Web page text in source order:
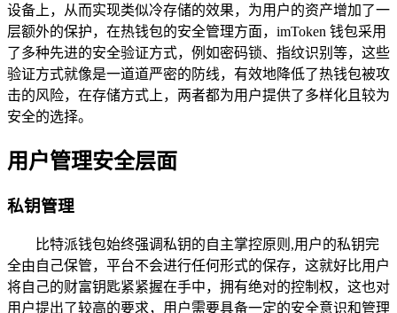
设备上，从而实现类似冷存储的效果，为用户的资产增加了一
层额外的保护，在热钱包的安全管理方面，imToken 钱包采用
了多种先进的安全验证方式，例如密码锁、指纹识别等，这些
验证方式就像是一道道严密的防线，有效地降低了热钱包被攻
击的风险，在存储方式上，两者都为用户提供了多样化且较为
安全的选择。
用户管理安全层面
私钥管理
比特派钱包始终强调私钥的自主掌控原则,用户的私钥完
全由自己保管，平台不会进行任何形式的保存，这就好比用户
将自己的财富钥匙紧紧握在手中，拥有绝对的控制权，这也对
用户提出了较高的要求，用户需要具备一定的安全意识和管理